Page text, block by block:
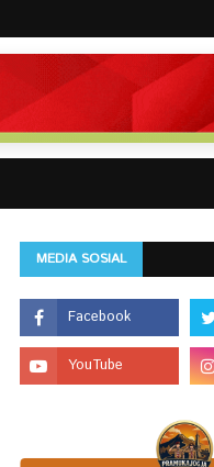
MEDIA SOSIAL